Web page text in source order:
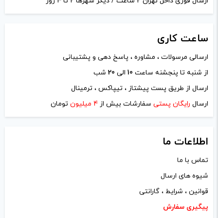
نام*
ایمیل*
ذخیره نام، ایمیل و وبسایت من در مرورگر برای زمانی که دوباره
دیدگاهی می‌نویسم.
ساعت کاری
ارسالی مرسولات ، مشاوره ، پاسخ دهی و پشتیبانی
از شنبه تا پنجشنه ساعت 10 الی 20 شب
ارسال از طریق پست پیشتاز ، تیپاکس ، ترمینال
ارسال رایگان پستی سفارشات بیش از 4 میلیون تومان
اطلاعات ما
تماس با ما
شیوه های ارسال
قوانین ، شرایط ، گارانتی
پیگیری سفارش